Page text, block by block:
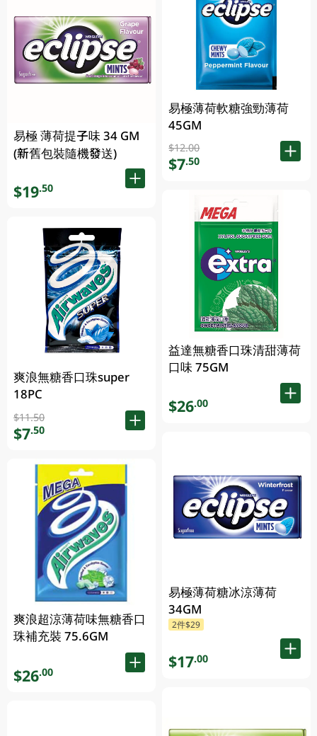
易極 薄荷提子味 34 GM
(新舊包裝隨機發送)
$19.50
爽浪無糖香口珠super
18PC
$11.50
$7.50
爽浪超涼薄荷味無糖香口
珠補充裝 75.6GM
$26.00
易極薄荷軟糖強勁薄荷
45GM
$12.00
$7.50
益達無糖香口珠清甜薄荷
口味 75GM
$26.00
易極薄荷糖冰涼薄荷
34GM
2件$29
$17.00